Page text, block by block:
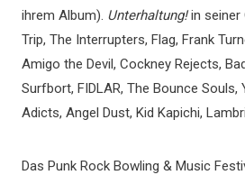
ihrem Album). Unterhaltung!in seiner
Trip, The Interrupters, Flag, Frank
Amigo the Devil, Cockney Rejects,
Surfbort, FIDLAR, The Bounce Souls,
Adicts, Angel Dust, Kid Kapichi,
Das Punk Rock Bowling & Music